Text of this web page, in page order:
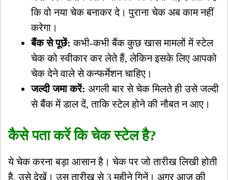
कि वो नया चेक बनाकर दे। पुराना चेक अब काम नहीं
करेगा।
बैंक से पूछें: कभी-कभी बैंक कुछ खास मामलों में स्टेल
चेक को स्वीकार कर लेते हैं, लेकिन इसके लिए आपको
चेक देने वाले से कन्फर्मेशन चाहिए।
जल्दी जमा करें: अगली बार से चेक मिलते ही उसे जल्दी
से बैंक में डाल दें, ताकि स्टेल होने की नौबत न आए।
कैसे पता करें कि चेक स्टेल है?
ये चेक करना बड़ा आसान है। चेक पर जो तारीख लिखी होती
है, उसे देखें। उस तारीख से 3 महीने गिनें। अगर आज की